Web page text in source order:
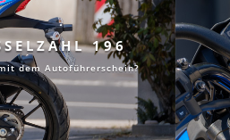
196
dem Autoführerschein?